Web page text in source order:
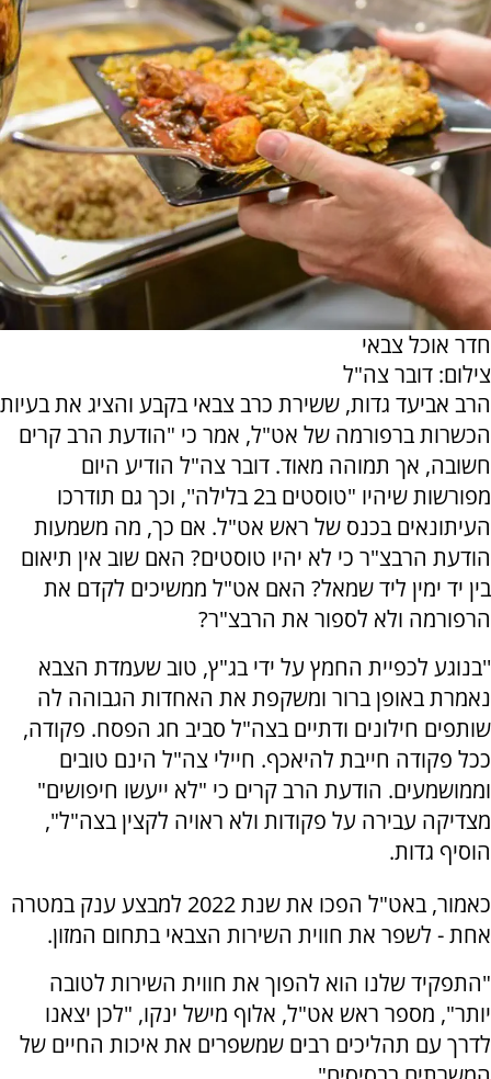
חדר אוכל צבאי
צילום: דובר צה"ל
הרב אביעד גדות, ששירת כרב צבאי בקבע והציג את בעיות
הכשרות ברפורמה של אט"ל, אמר כי "הודעת הרב קרים
חשובה, אך תמוהה מאוד. דובר צה"ל הודיע היום
מפורשות שיהיו "טוסטים ב2 בלילה'', וכך גם תודרכו
העיתונאים בכנס של ראש אט"ל. אם כך, מה משמעות
הודעת הרבצ"ר כי לא יהיו טוסטים? האם שוב אין תיאום
בין יד ימין ליד שמאל? האם אט"ל ממשיכים לקדם את
הרפורמה ולא לספור את הרבצ"ר?
''בנוגע לכפיית החמץ על ידי בג"ץ, טוב שעמדת הצבא
נאמרת באופן ברור ומשקפת את האחדות הגבוהה לה
שותפים חילונים ודתיים בצה"ל סביב חג הפסח. פקודה,
ככל פקודה חייבת להיאכף. חיילי צה"ל הינם טובים
וממושמעים. הודעת הרב קרים כי "לא ייעשו חיפושים"
מצדיקה עבירה על פקודות ולא ראויה לקצין בצה"ל",
הוסיף גדות.
כאמור, באט"ל הפכו את שנת 2022 למבצע ענק במטרה
אחת - לשפר את חווית השירות הצבאי בתחום המזון.
"התפקיד שלנו הוא להפוך את חווית השירות לטובה
יותר", מספר ראש אט"ל, אלוף מישל ינקו, "לכן יצאנו
לדרך עם תהליכים רבים שמשפרים את איכות החיים של